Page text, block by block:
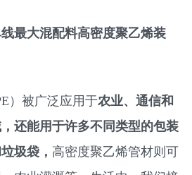
最大混配料高密度聚乙烯装
）被广泛应用于农业、通信和
还能用于许多不同类型的包装
圾袋， 高密度聚乙烯管材则可